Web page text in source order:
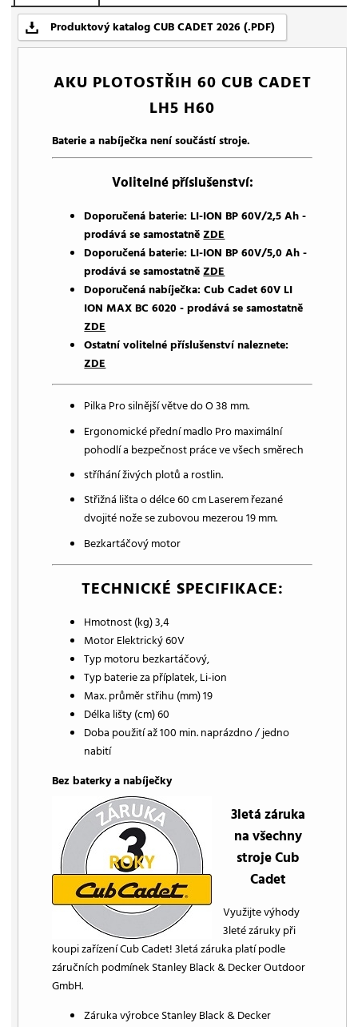
Produktový katalog CUB CADET 2026 (.PDF)
AKU PLOTOSTŘIH 60 CUB CADET
LH5 H60
Baterie a nabíječka není součástí stroje.
Volitelné příslušenství:
Doporučená baterie: LI-ION BP 60V/2,5 Ah -
prodává se samostatněZDE
Doporučená baterie: LI-ION BP 60V/5,0 Ah -
prodává se samostatněZDE
Doporučená nabíječka: Cub Cadet 60V LI
ION MAX BC 6020 - prodává se samostatně
ZDE
Ostatní volitelné příslušenství naleznete:
ZDE
Pilka Pro silnější větve do O 38 mm.
Ergonomické přední madlo Pro maximální
pohodlí a bezpečnost práce ve všech směrech
stříhání živých plotů a rostlin.
Střižná lišta o délce 60 cm Laserem řezané
dvojité nože se zubovou mezerou 19 mm.
Bezkartáčový motor
TECHNICKÉ SPECIFIKACE:
Hmotnost (kg) 3,4
Motor Elektrický 60V
Typ motoru bezkartáčový,
Typ baterie za příplatek, Li-ion
Max. průměr střihu (mm) 19
Délka lišty (cm) 60
Doba použití až 100 min. naprázdno / jedno
nabití
Bez baterky a nabíječky
3letá záruka
na všechny
stroje Cub
Cadet
Využijte výhody
3leté záruky při
koupi zařízení Cub Cadet! 3letá záruka platí podle
záručních podmínek Stanley Black & Decker Outdoor
GmbH.
Záruka výrobce Stanley Black & Decker